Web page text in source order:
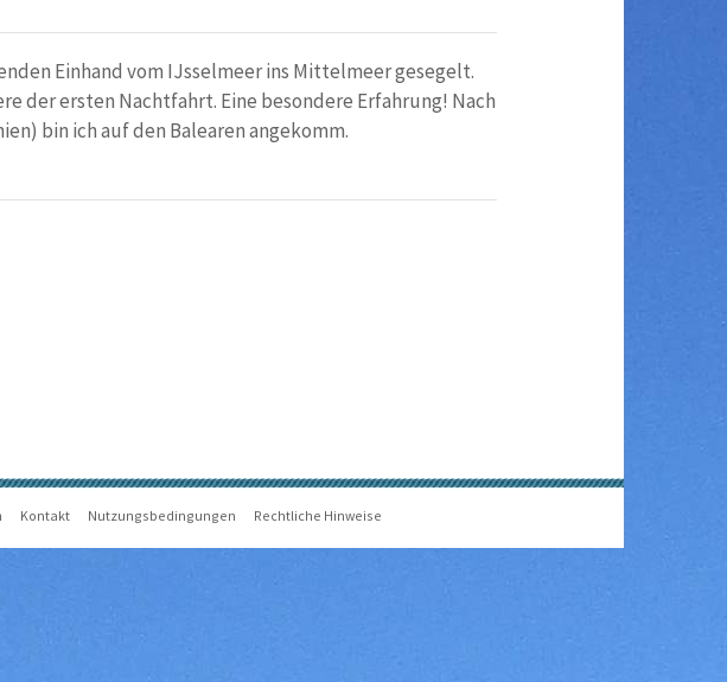
Einhand vom IJsselmeer ins Mittelmeer gesegelt.
der ersten Nachtfahrt. Eine besondere Erfahrung! Nach
bin ich auf den Balearen angekomm.
Kontakt Nutzungsbedingungen Rechtliche Hinweise